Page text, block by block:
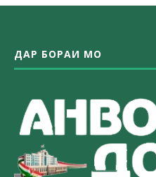
ДАР БОРАИ МО